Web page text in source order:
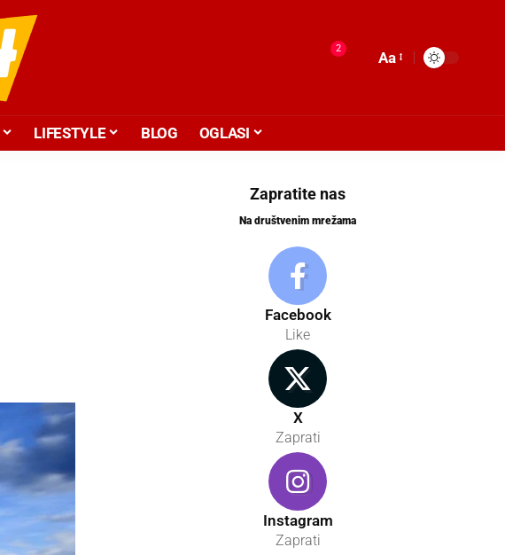
2
Aa
LIFESTYLE BLOG OGLASI
Zapratite nas
Na društvenim mrežama
Facebook
Like
X
Zaprati
Instagram
Zaprati